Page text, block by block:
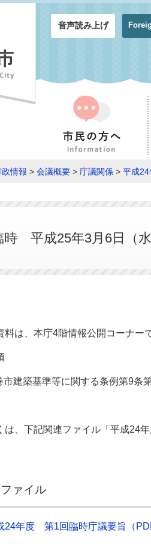
音声読み上げ
政情報 > 会議概要 > 庁議関係 > 平成
時 平成25年3月6日（水
は、本庁4階情報公開コーナー
市建築基準等に関する条例第9条
、下記関連ファイル「平成24
ァイル
24年度 第1回臨時庁議要旨（